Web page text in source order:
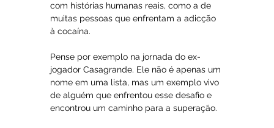
com histórias humanas reais, como a de
muitas pessoas que enfrentam a adicção
à cocaína.
Pense por exemplo na jornada do ex-
jogador Casagrande. Ele não é apenas um
nome em uma lista, mas um exemplo vivo
de alguém que enfrentou esse desafio e
encontrou um caminho para a superação.